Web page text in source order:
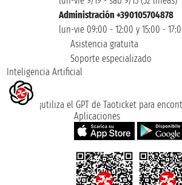
Administración +390105704878
lun-vie 09:00 - 12:00 y 15:00 -
Asistencia gratuita
Soporte especializado
Inteligencia Artificial
¡utiliza el GPT de Taoticket para
Aplicaciones